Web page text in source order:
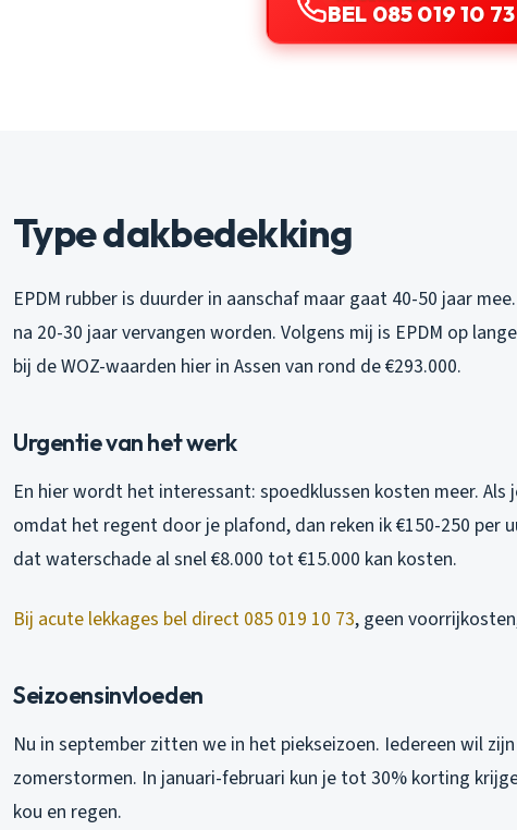
BEL 085 019 10 73
Type dakbedekking
EPDM rubber is duurder in aanschaf maar gaat 40-50 jaar
na 20-30 jaar vervangen worden. Volgens mij is EPDM op
bij de WOZ-waarden hier in Assen van rond de €293.000.
Urgentie van het werk
En hier wordt het interessant: spoedklussen kosten meer. Als
omdat het regent door je plafond, dan reken ik €150-250 per
dat waterschade al snel €8.000 tot €15.000 kan kosten.
Bij acute lekkages bel direct 085 019 10 73, geen
Seizoensinvloeden
Nu in september zitten we in het piekseizoen. Iedereen wil
zomerstormen. In januari-februari kun je tot 30% korting
kou en regen.